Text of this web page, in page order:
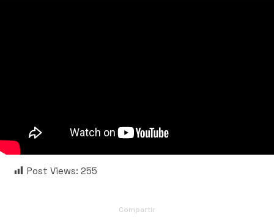
Post Views: 255
Compartir